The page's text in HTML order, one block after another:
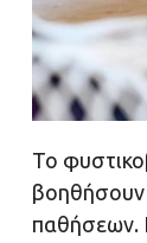
Το
βοηθήσουν
παθήσεων.